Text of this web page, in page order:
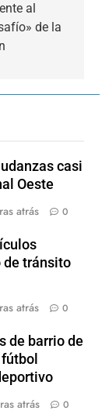
al
de la
casi
Oeste
atrás 0
de tránsito
atrás 0
de barrio de
atrás 0